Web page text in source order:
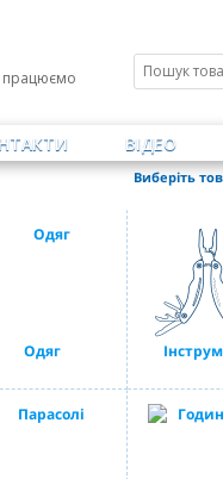
працюємо
ВІДЕО
Одяг
Виберіть